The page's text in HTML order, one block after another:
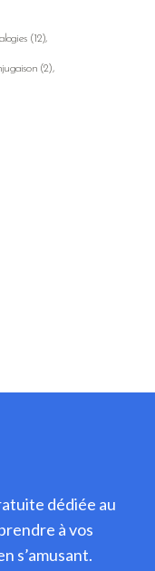
(12)
(2)
dédiée au
à vos
s’amusant.